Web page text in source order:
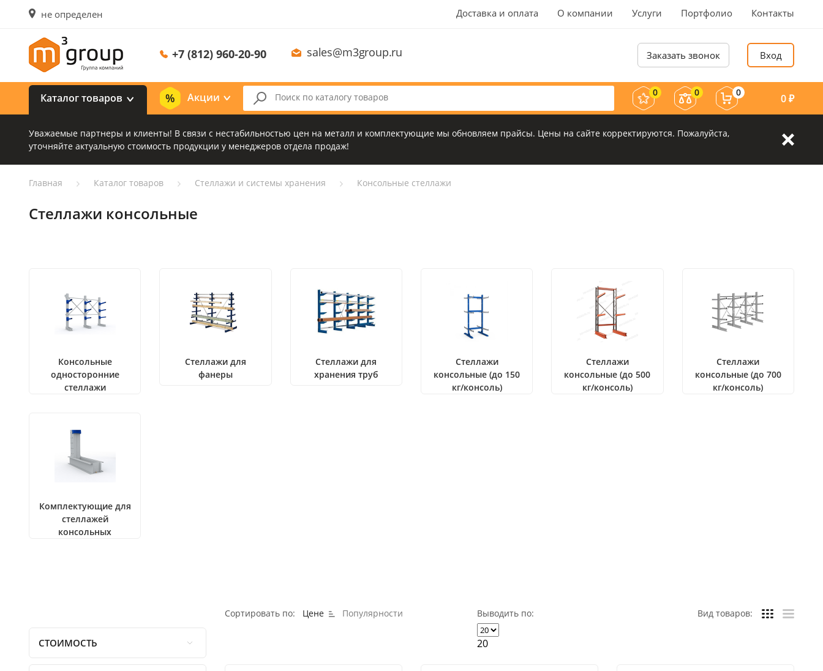
не определен Доставка и оплата О компании Услуги Портфолио Контакты
+7 (812) 960-20-90 sales@m3group.ru Заказать звонок Вход
Каталог товаров Акции 0 0 0 0₽
Уважаемые партнеры и клиенты! В связи с нестабильностью цен на металл и комплектующие мы обновляем прайсы. Цены на сайте корректируются. Пожалуйста,
уточняйте актуальную стоимость продукции у менеджеров отдела продаж!
Главная Каталог товаров Стеллажи и системы хранения Консольные стеллажи
Стеллажи консольные
Консольные
односторонние
стеллажи
Стеллажи для
фанеры
Стеллажи для
хранения труб
Стеллажи
консольные (до 150
кг/консоль)
Стеллажи
консольные (до 500
кг/консоль)
Стеллажи
консольные (до 700
кг/консоль)
Комплектующие для
стеллажей
консольных
Сортировать по: Цене Популярности Выводить по:
20
Вид товаров:
СТОИМОСТЬ